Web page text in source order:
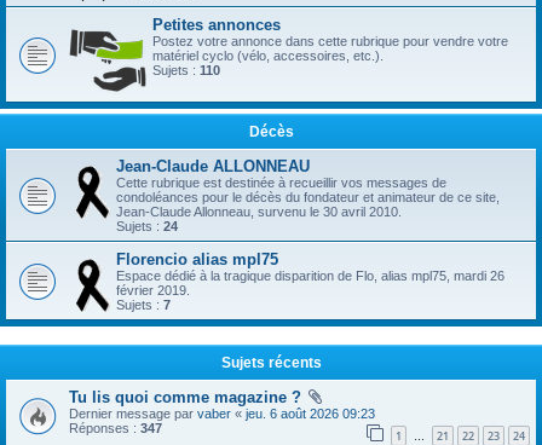
Petites annonces
Postez votre annonce dans cette rubrique pour vendre votre
matériel cyclo (vélo, accessoires, etc.).
Sujets : 110
Décès
Jean-Claude ALLONNEAU
Cette rubrique est destinée à recueillir vos messages de
condoléances pour le décès du fondateur et animateur de ce site,
Jean-Claude Allonneau, survenu le 30 avril 2010.
Sujets : 24
Florencio alias mpl75
Espace dédié à la tragique disparition de Flo, alias mpl75, mardi 26
février 2019.
Sujets : 7
Sujets récents
Tu lis quoi comme magazine ?
Dernier message par vaber « jeu. 6 août 2026 09:23
Réponses : 347 1 … 21 22 23 24